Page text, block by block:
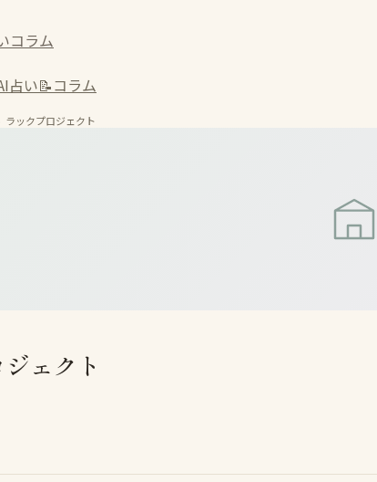
コラム
占い📝コラム
ラックプロジェクト
ェクト